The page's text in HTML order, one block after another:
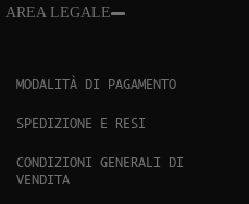
AREA LEGALE
MODALITÀ DI PAGAMENTO
SPEDIZIONE E RESI
CONDIZIONI GENERALI DI
VENDITA